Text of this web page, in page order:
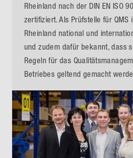
Rheinland nach der DIN EN ISO
zertifiziert. Als Prüfstelle für QMS
Rheinland national und
und zudem dafür bekannt, dass
Regeln für das
Betriebes geltend gemacht